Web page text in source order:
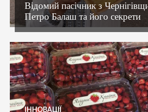
Відомий пасічник з
Петро Балаш та його секрети
ІННОВАЦІЇ